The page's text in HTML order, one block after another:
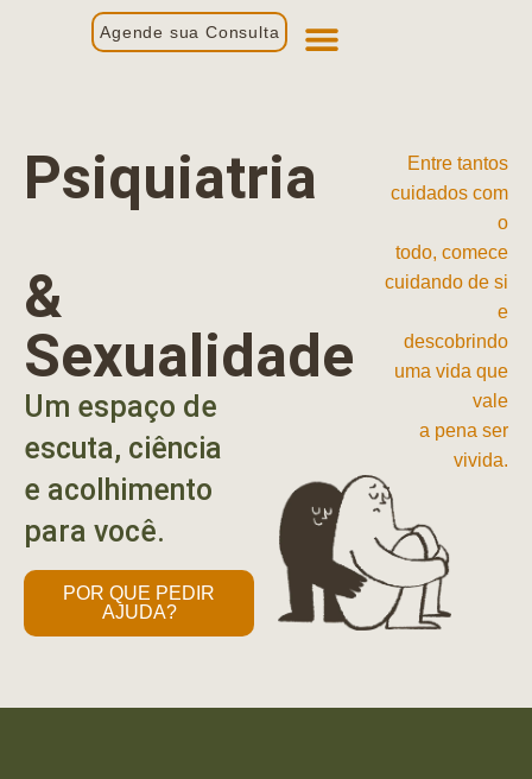
Agende sua Consulta
Psiquiatria
&
Sexualidade
Um espaço de
escuta, ciência
e acolhimento
para você.
POR QUE PEDIR
AJUDA?
Entre tantos
cuidados com
o
todo, comece
cuidando de si
e
descobrindo
uma vida que
vale
a pena ser
vivida.